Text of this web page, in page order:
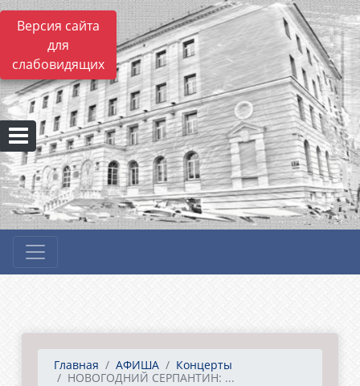
Версия сайта
для
слабовидящих
Главная АФИША
Концерты
НОВОГОДНИЙ СЕРПАНТИН: ...